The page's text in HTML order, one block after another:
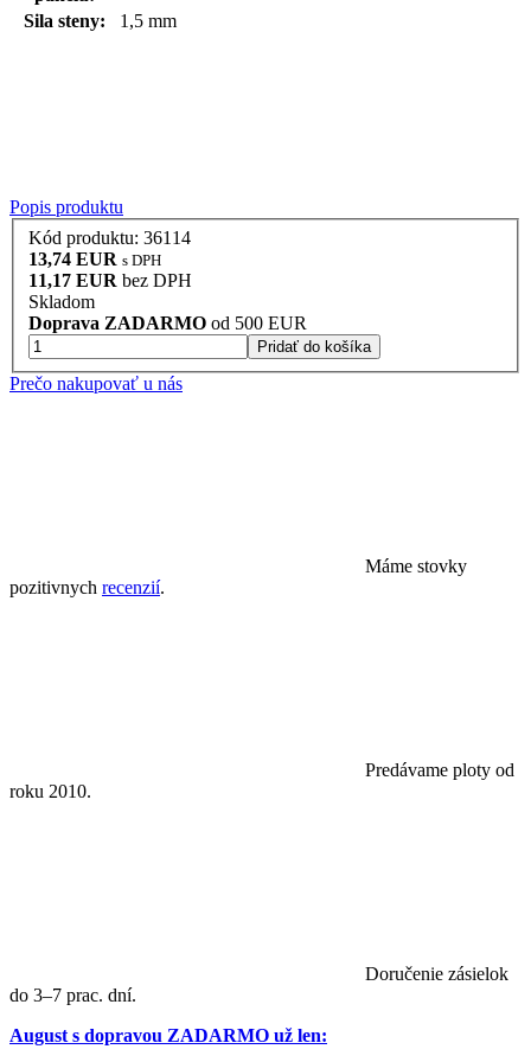
Sila steny:
1,5 mm
Popis produktu
Kód produktu: 36114
13,74 EUR s DPH
11,17 EUR bez DPH
Skladom
Doprava ZADARMO od 500 EUR
Pridať do košíka
Prečo nakupovať u nás
Máme stovky
pozitivnych recenzií.
Predávame ploty od
roku 2010.
Doručenie zásielok
do 3–7 prac. dní.
August s dopravou ZADARMO už len: